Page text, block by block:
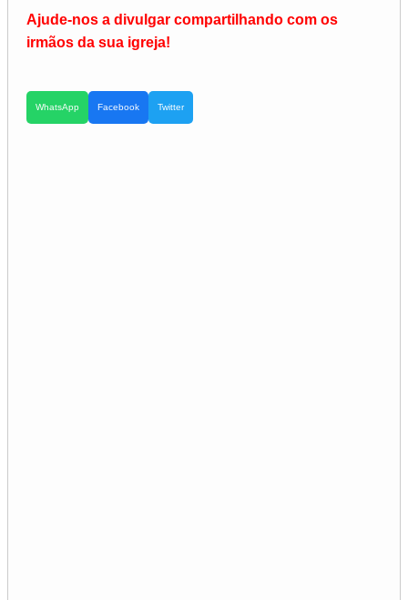
Ajude-nos a divulgar compartilhando com os
irmãos da sua igreja!
WhatsApp Facebook Twitter